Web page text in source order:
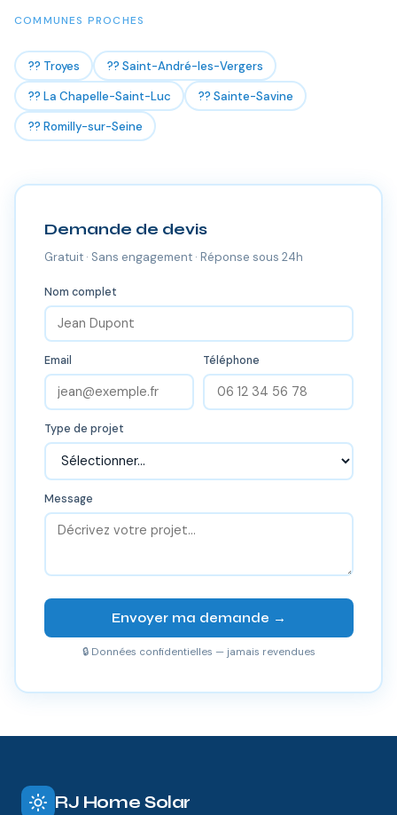
COMMUNES PROCHES
?? Troyes
?? Saint-André-les-Vergers
?? La Chapelle-Saint-Luc
?? Sainte-Savine
?? Romilly-sur-Seine
Demande de devis
Gratuit · Sans engagement · Réponse sous 24h
Nom complet
Email Téléphone
Type de projet
Message
Envoyer ma demande →
🔒 Données confidentielles — jamais revendues
RJ Home Solar